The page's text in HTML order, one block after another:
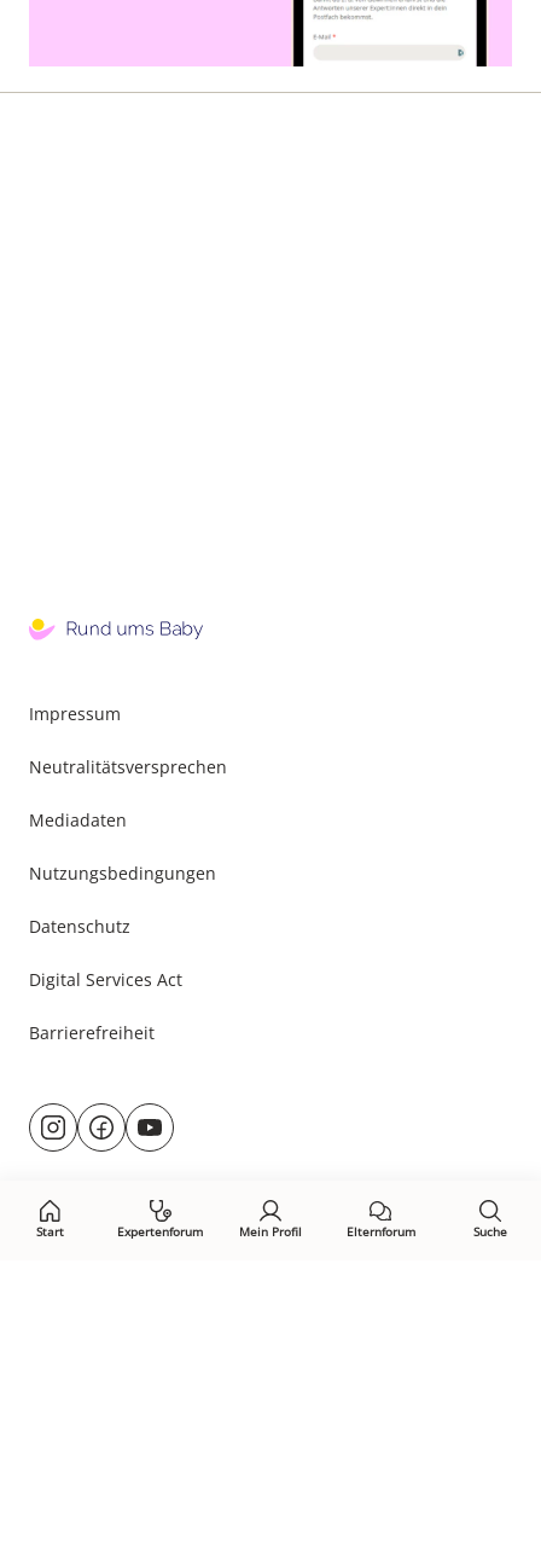
Start Expertenforum Mein Profil Elternforum Suche
Impressum
Neutralitätsversprechen
Mediadaten
Nutzungsbedingungen
Datenschutz
Digital Services Act
Barrierefreiheit
Besuche
uns@rund.ums.baby
facebook.com/rundumsbaby.de
youtube.com/@rundumsbaby_